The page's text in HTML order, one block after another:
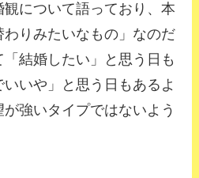
について語っており、本
わりみたいなもの」なのだ
結婚したい」と思う日も
いや」と思う日もあるよ
強いタイプではないよう